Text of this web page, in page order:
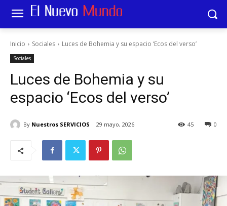
Inicio Sociales Luces de Bohemia y su espacio ‘Ecos del verso’
Sociales
Luces de Bohemia y su
espacio ‘Ecos del verso’
By Nuestros SERVICIOS 29 mayo, 2026 0
45